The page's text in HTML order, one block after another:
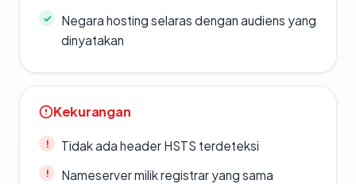
Negara hosting selaras dengan audiens yang
dinyatakan
Kekurangan
Tidak ada header HSTS terdeteksi
Nameserver milik registrar yang sama